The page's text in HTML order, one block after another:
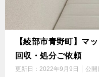
【綾部市青野町】マ
回収・処分ご依頼
更新日： 2022年9月9日 公開